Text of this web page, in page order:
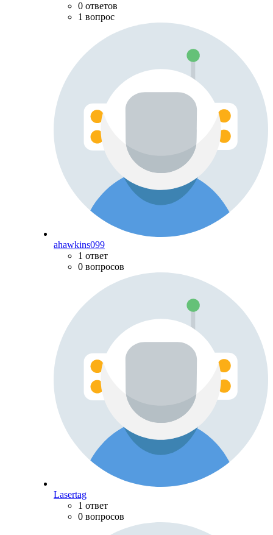
0 ответов
1 вопрос
ahawkins099
1 ответ
0 вопросов
Lasertag
1 ответ
0 вопросов